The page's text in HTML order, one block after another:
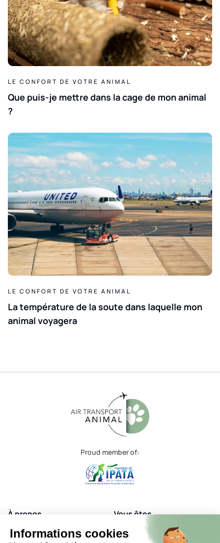
LE CONFORT DE VOTRE ANIMAL
Que puis-je mettre dans la cage de mon animal
?
LE CONFORT DE VOTRE ANIMAL
La température de la soute dans laquelle mon
animal voyagera
Proud member of:
À propos
Vous êtes
Nos services
Nos destinations
Informations cookies